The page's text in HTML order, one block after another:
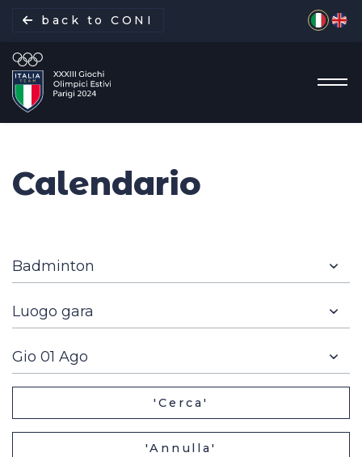
back to CONI
La missione
Discipline
Gare
Casa Italia
News
Calendario
'Cerca'
'Annulla'